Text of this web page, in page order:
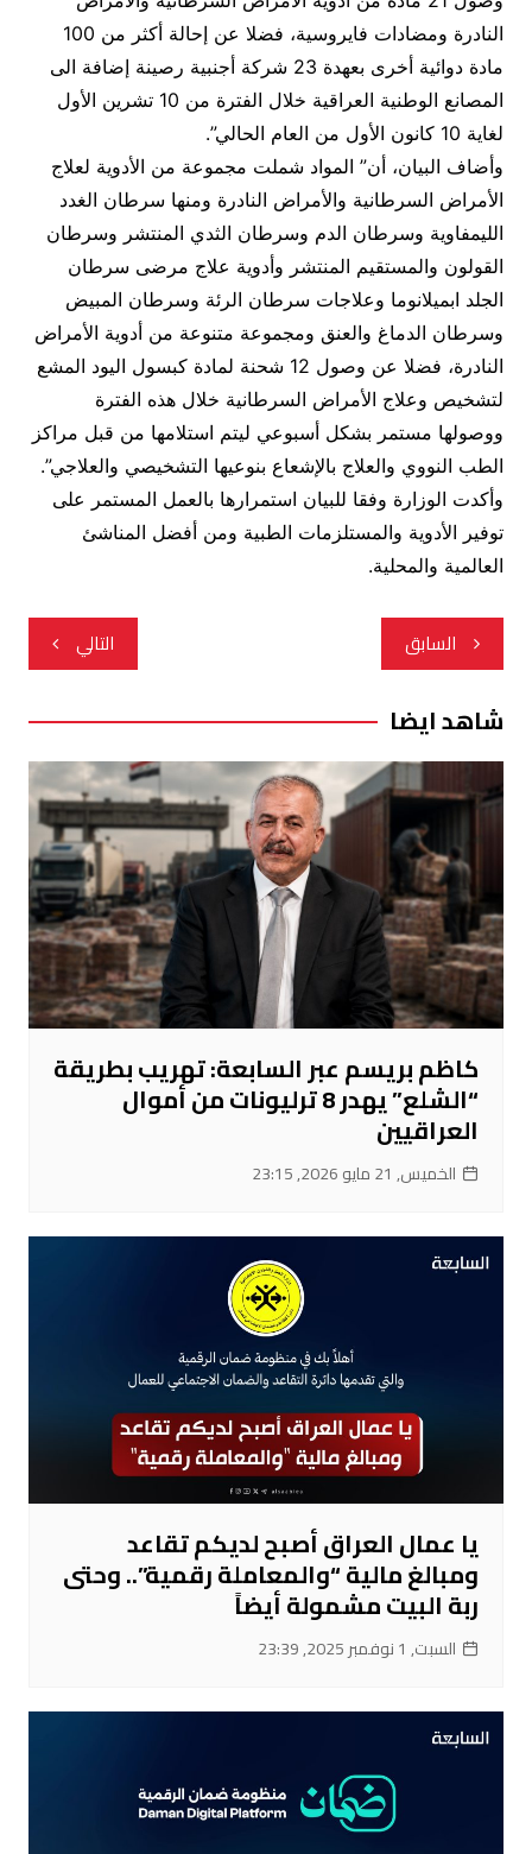
النادرة ومضادات فايروسية، فضلا عن إحالة أكثر من 100
مادة دوائية أخرى بعهدة 23 شركة أجنبية رصينة إضافة الى
المصانع الوطنية العراقية خلال الفترة من 10 تشرين الأول
لغاية 10 كانون الأول من العام الحالي”.
وأضاف البيان، أن” المواد شملت مجموعة من الأدوية لعلاج
الأمراض السرطانية والأمراض النادرة ومنها سرطان الغدد
الليمفاوية وسرطان الدم وسرطان الثدي المنتشر وسرطان
القولون والمستقيم المنتشر وأدوية علاج مرضى سرطان
الجلد ابميلانوما وعلاجات سرطان الرئة وسرطان المبيض
وسرطان الدماغ والعنق ومجموعة متنوعة من أدوية الأمراض
النادرة، فضلا عن وصول 12 شحنة لمادة كبسول اليود المشع
لتشخيص وعلاج الأمراض السرطانية خلال هذه الفترة
ووصولها مستمر بشكل أسبوعي ليتم استلامها من قبل مراكز
الطب النووي والعلاج بالإشعاع بنوعيها التشخيصي والعلاجي”.
وأكدت الوزارة وفقا للبيان استمرارها بالعمل المستمر على
توفير الأدوية والمستلزمات الطبية ومن أفضل المناشئ
العالمية والمحلية.
تصفّح
المقالات
السابق التالي
شاهد ايضا
كاظم بريسم عبر السابعة: تهريب بطريقة
“الشلع” يهدر 8 ترليونات من أموال
العراقيين
الخميس, 21 مايو 2026, 23:15
يا عمال العراق أصبح لديكم تقاعد
ومبالغ مالية “والمعاملة رقمية”.. وحتى
ربة البيت مشمولة أيضاً
السبت, 1 نوفمبر 2025, 23:39